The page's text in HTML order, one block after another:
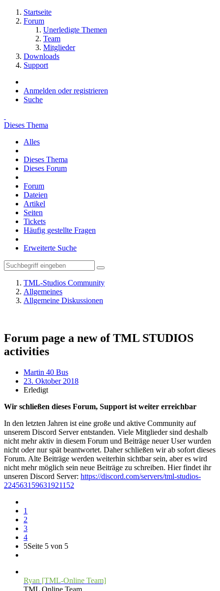
Startseite
Forum
Unerledigte Themen
Team
Mitglieder
Downloads
Support
Anmelden oder registrieren
Suche
Dieses Thema
Alles
Dieses Thema
Dieses Forum
Forum
Dateien
Artikel
Seiten
Tickets
Häufig gestellte Fragen
Erweiterte Suche
TML-Studios Community
Allgemeines
Allgemeine Diskussionen
Forum page a new of TML STUDIOS
activities
Martin 40 Bus
23. Oktober 2018
Erledigt
Wir schließen dieses Forum, Support ist weiter erreichbar
In den letzten Jahren ist eine große und aktive Community auf
unserem Discord Server entstanden. Viele Mitglieder sind deshalb
nicht mehr aktiv in diesem Forum und Beiträge neuer User wurden
nicht oder nur spät beantwortet. Daher schließen wir ab sofort dieses
Forum. Alte Beiträge werden weiterhin sichtbar sein, aber es wird
nicht mehr möglich sein neue Beiträge zu schreiben. Hier findet ihr
unseren Discord Server: https://discord.com/servers/tml-studios-
224563159631921152
1
2
3
4
5Seite 5 von 5
Ryan [TML-Online Team]
TML Online Team